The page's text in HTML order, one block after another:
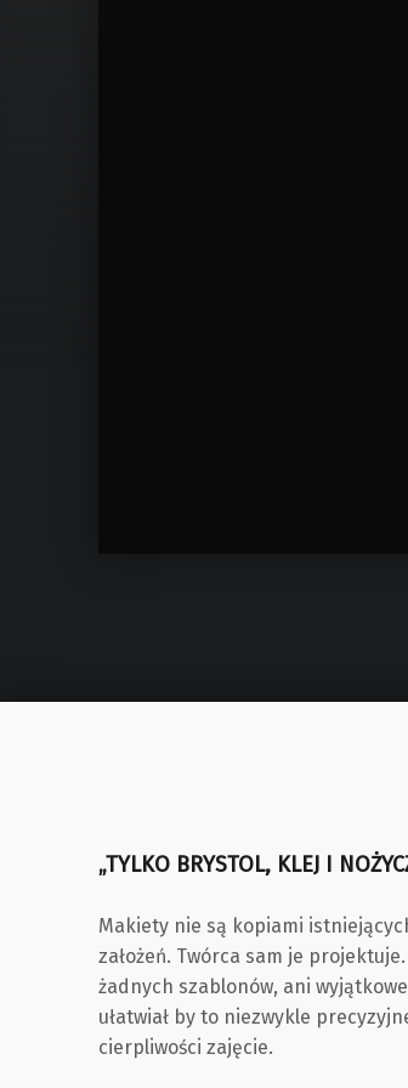
„TYLKO BRYSTOL, KLEJ I
Makiety nie są kopiami
założeń. Twórca sam je
żadnych szablonów, ani
ułatwiał by to niezwykle
cierpliwości zajęcie.